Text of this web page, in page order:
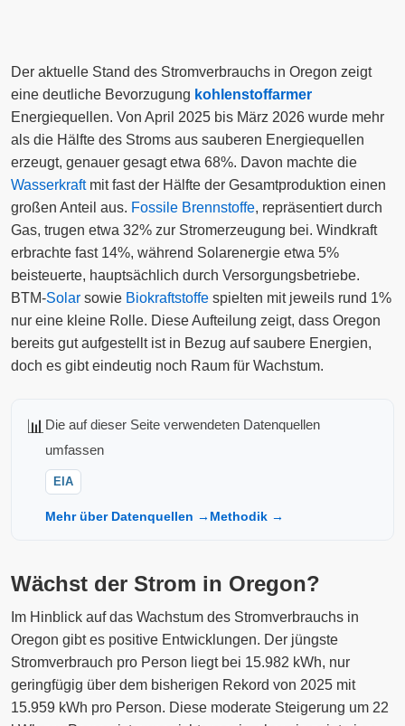
Der aktuelle Stand des Stromverbrauchs in Oregon zeigt
eine deutliche Bevorzugung kohlenstoffarmer
Energiequellen. Von April 2025 bis März 2026 wurde mehr
als die Hälfte des Stroms aus sauberen Energiequellen
erzeugt, genauer gesagt etwa 68%. Davon machte die
Wasserkraftmit fast der Hälfte der Gesamtproduktion einen
großen Anteil aus. Fossile Brennstoffe, repräsentiert durch
Gas, trugen etwa 32% zur Stromerzeugung bei. Windkraft
erbrachte fast 14%, während Solarenergie etwa 5%
beisteuerte, hauptsächlich durch Versorgungsbetriebe.
BTM-Solar sowie Biokraftstoffe spielten mit jeweils rund 1%
nur eine kleine Rolle. Diese Aufteilung zeigt, dass Oregon
bereits gut aufgestellt ist in Bezug auf saubere Energien,
doch es gibt eindeutig noch Raum für Wachstum.
📊 Die auf dieser Seite verwendeten Datenquellen
umfassen
EIA
Mehr über Datenquellen → Methodik →
Wächst der Strom in Oregon?
Im Hinblick auf das Wachstum des Stromverbrauchs in
Oregon gibt es positive Entwicklungen. Der jüngste
Stromverbrauch pro Person liegt bei 15.982 kWh, nur
geringfügig über dem bisherigen Rekord von 2025 mit
15.959 kWh pro Person. Diese moderate Steigerung um 22